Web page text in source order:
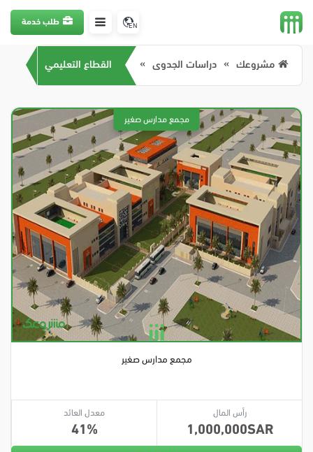
EN طلب خدمة
مشروعك دراسات الجدوى القطاع التعليمي
مجمع مدارس صغير
رأس المال
1,000,000
معدل العائد
41